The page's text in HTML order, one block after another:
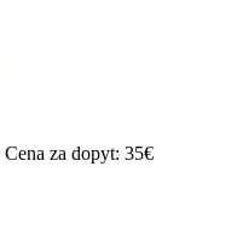
Cena za dopyt: 35€